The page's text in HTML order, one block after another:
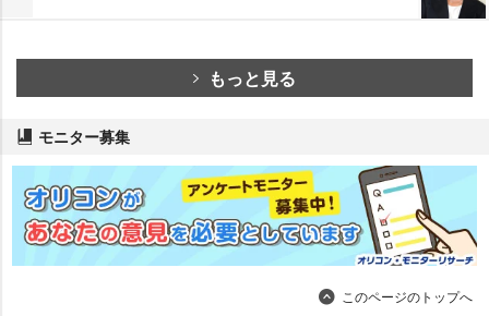
もっと見る
モニター募集
このページのトップへ